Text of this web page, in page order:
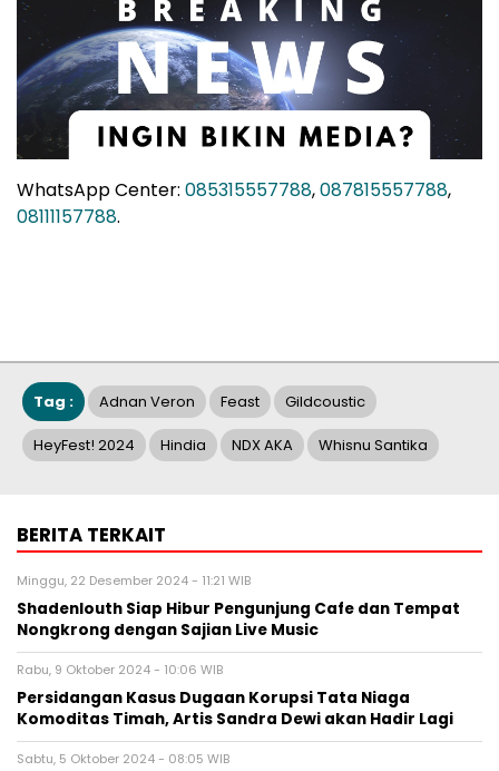
WhatsApp Center: 085315557788,087815557788,
08111157788.
Tag : Adnan Veron Feast Gildcoustic
HeyFest! 2024 Hindia NDX AKA Whisnu Santika
BERITA TERKAIT
Minggu, 22 Desember 2024 - 11:21 WIB
Shadenlouth Siap Hibur Pengunjung Cafe dan Tempat
Nongkrong dengan Sajian Live Music
Rabu, 9 Oktober 2024 - 10:06 WIB
Persidangan Kasus Dugaan Korupsi Tata Niaga
Komoditas Timah, Artis Sandra Dewi akan Hadir Lagi
Sabtu, 5 Oktober 2024 - 08:05 WIB